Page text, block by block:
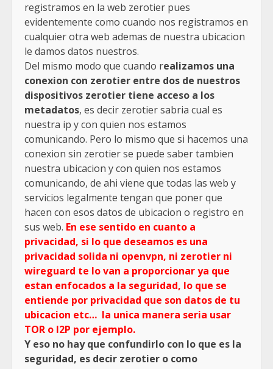
registramos en la web zerotier pues
evidentemente como cuando nos registramos en
cualquier otra web ademas de nuestra ubicacion
le damos datos nuestros.
Del mismo modo que cuando realizamos una
conexion con zerotier entre dos de nuestros
dispositivos zerotier tiene acceso a los
metadatos, es decir zerotier sabria cual es
nuestra ip y con quien nos estamos
comunicando. Pero lo mismo que si hacemos una
conexion sin zerotier se puede saber tambien
nuestra ubicacion y con quien nos estamos
comunicando, de ahi viene que todas las web y
servicios legalmente tengan que poner que
hacen con esos datos de ubicacion o registro en
sus web. En ese sentido en cuanto a
privacidad, si lo que deseamos es una
privacidad solida ni openvpn, ni zerotier ni
wireguard te lo van a proporcionar ya que
estan enfocados a la seguridad, lo que se
entiende por privacidad que son datos de tu
ubicacion etc… la unica manera seria usar
TOR o I2P por ejemplo.
Y eso no hay que confundirlo con lo que es la
seguridad, es decir zerotier o como